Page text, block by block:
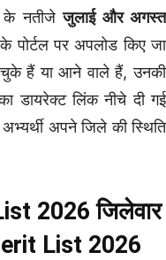
के नतीजेजुलाई और अगस्त
पोर्टल पर अपलोड किए जा
चुके हैं या आने वाले हैं, उनकी
डायरेक्ट लिंक नीचे दी गई
अपने जिले की स्थिति
2026 जिलेवार
List 2026